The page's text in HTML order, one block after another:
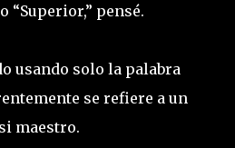
pensé.
usando solo la palabra
se refiere a un
maestro.